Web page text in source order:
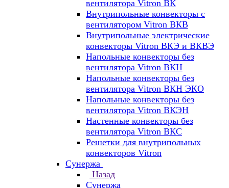
вентилятора Vitron ВК
Внутрипольные конвекторы с
вентилятором Vitron ВКВ
Внутрипольные электрические
конвекторы Vitron ВКЭ и ВКВЭ
Напольные конвекторы без
вентилятора Vitron ВКН
Напольные конвекторы без
вентилятора Vitron ВКН ЭКО
Напольные конвекторы без
вентилятора Vitron ВКЭН
Настенные конвекторы без
вентилятора Vitron ВКС
Решетки для внутрипольных
конвекторов Vitron
Сунержа
Назад
Сунержа